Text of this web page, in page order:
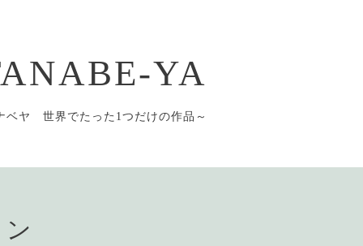
YA
ベヤ 世界でたった1つだけの作品～